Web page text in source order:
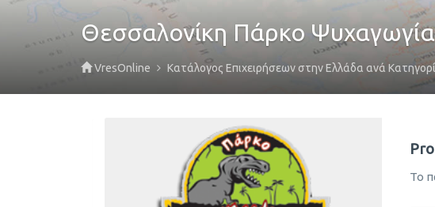
Θεσσαλονίκη Πάρκο
VresOnline Κατάλογος Επιχειρήσεων στην Ελλάδα ανά
Το